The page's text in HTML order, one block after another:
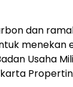
dan
menekan
Usaha